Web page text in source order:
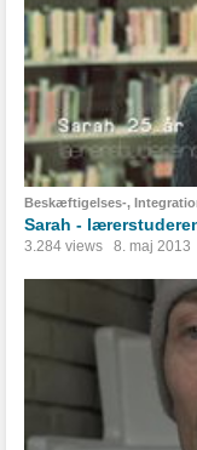
Beskæftigelses-,
Sarah -
3.284 views 8. maj 2013